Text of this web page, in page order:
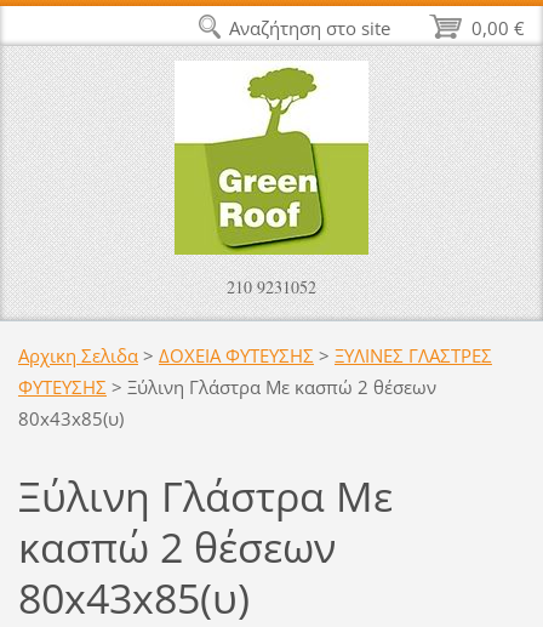
210 9231052
Αρχικη Σελιδα > ΔΟΧΕΙΑ ΦΥΤΕΥΣΗΣ > ΞΥΛΙΝΕΣ ΓΛΑΣΤΡΕΣ
ΦΥΤΕΥΣΗΣ > Ξύλινη Γλάστρα Με κασπώ 2 θέσεων
80x43x85(υ)
Ξύλινη Γλάστρα Με
κασπώ 2 θέσεων
80x43x85(υ)
0,00 €
Αναζήτηση στο site